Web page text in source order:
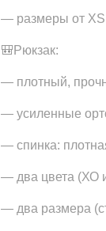
— размеры от XS
🎒Рюкзак:
— плотный,
— усиленные
— спинка:
— два цвета (ХО
— два размера